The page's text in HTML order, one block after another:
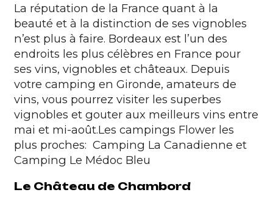
La réputation de la France quant à la
beauté et à la distinction de ses vignobles
n’est plus à faire. Bordeaux est l’un des
endroits les plus célèbres en France pour
ses vins, vignobles et châteaux. Depuis
votre camping en Gironde, amateurs de
vins, vous pourrez visiter les superbes
vignobles et gouter aux meilleurs vins entre
mai et mi-août.Les campings Flower les
plus proches: Camping La Canadienne et
Camping Le Médoc Bleu
Le Château de Chambord